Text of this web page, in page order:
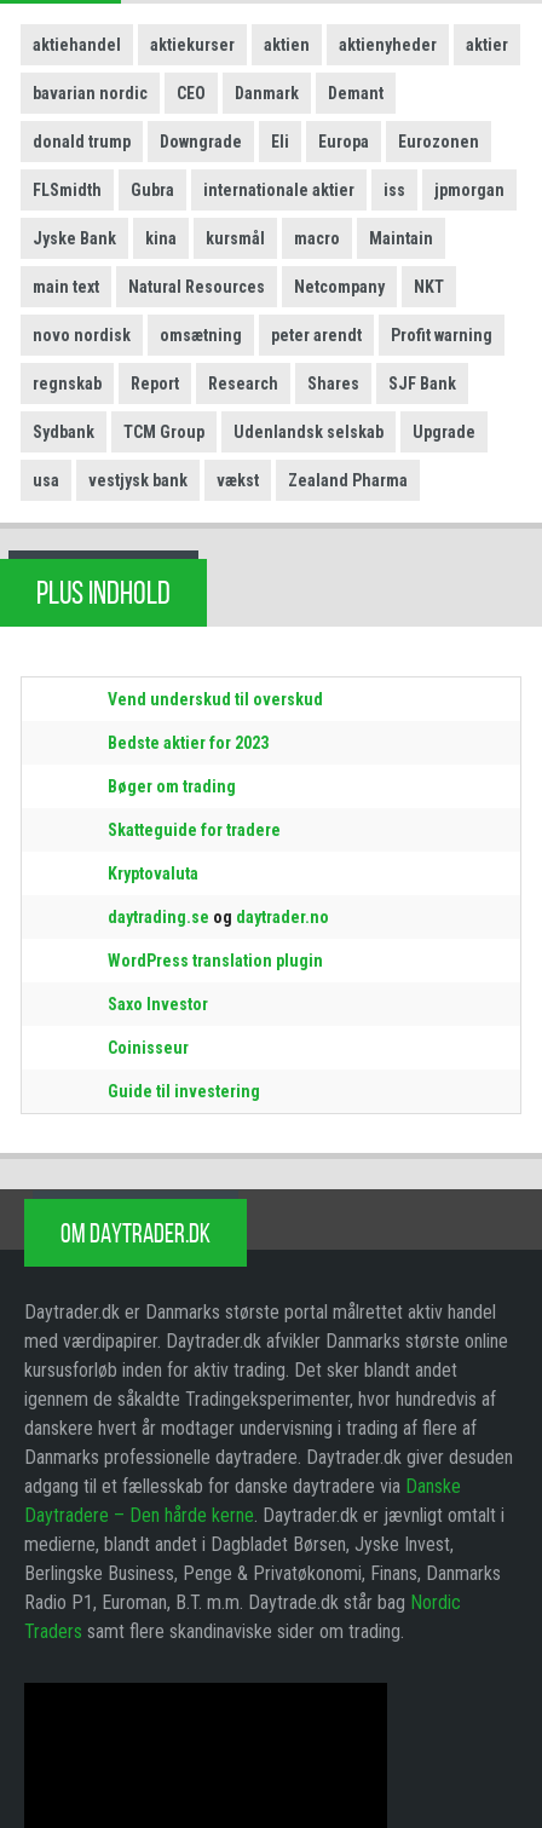
aktiehandel aktiekurser aktien aktienyheder aktier
bavarian nordic CEO Danmark Demant
donald trump Downgrade Eli Europa Eurozonen
FLSmidth Gubra internationale aktier iss jpmorgan
Jyske Bank kina kursmål macro Maintain
main text Natural Resources Netcompany NKT
novo nordisk omsætning peter arendt Profit warning
regnskab Report Research Shares SJF Bank
Sydbank TCM Group Udenlandsk selskab Upgrade
usa vestjysk bank vækst Zealand Pharma
PLUS INDHOLD
Vend underskud til overskud
Bedste aktier for 2023
Bøger om trading
Skatteguide for tradere
Kryptovaluta
daytrading.se og daytrader.no
WordPress translation plugin
Saxo Investor
Coinisseur
Guide til investering
OM DAYTRADER.DK
Daytrader.dk er Danmarks største portal målrettet aktiv handel
med værdipapirer. Daytrader.dk afvikler Danmarks største online
kursusforløb inden for aktiv trading. Det sker blandt andet
igennem de såkaldte Tradingeksperimenter, hvor hundredvis af
danskere hvert år modtager undervisning i trading af flere af
Danmarks professionelle daytradere. Daytrader.dk giver desuden
adgang til et fællesskab for danske daytradere via Danske
Daytradere – Den hårde kerne. Daytrader.dk er jævnligt omtalt i
medierne, blandt andet i Dagbladet Børsen, Jyske Invest,
Berlingske Business, Penge & Privatøkonomi, Finans, Danmarks
Radio P1, Euroman, B.T. m.m. Daytrade.dk står bag Nordic
Traders samt flere skandinaviske sider om trading.